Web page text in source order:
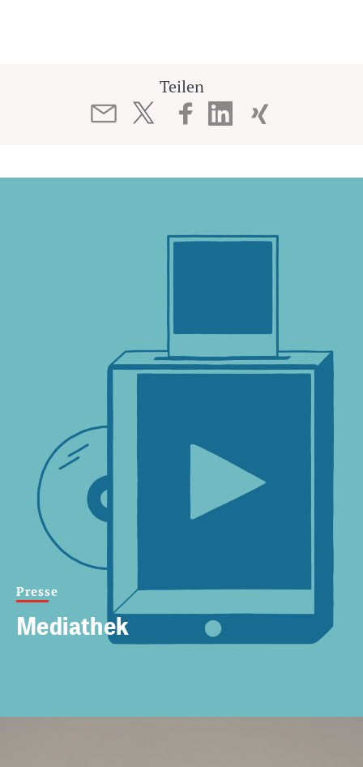
Teilen
Presse
Mediathek